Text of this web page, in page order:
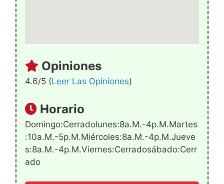
Opiniones
4.6/5 (Leer Las Opiniones)
Horario
Domingo:Cerradolunes:8a.m.-4p.m.martes
:10a.m.-5p.m.miércoles:8a.m.-4p.m.jueve
S:8a.m.-4p.m.viernes:Cerradosábado:Cerr
Ado